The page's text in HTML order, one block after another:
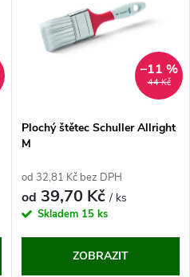
44 Kč
–11 %
Plochý štětec Schuller Allright
M
od 32,81 Kč bez DPH
od 39,70 Kč/ ks
Skladem 15 ks
ZOBRAZIT